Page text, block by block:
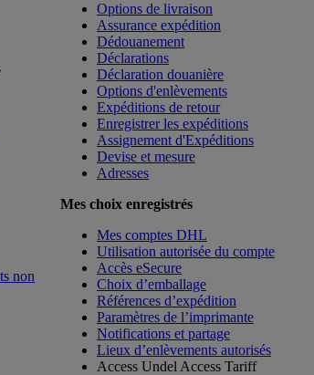
non
Options de livraison
Assurance expédition
Dédouanement
Déclarations
Déclaration douanière
Options d'enlèvements
Expéditions de retour
Enregistrer les expéditions
Assignement d'Expéditions
Devise et mesure
Adresses
Mes choix enregistrés
Mes comptes DHL
Utilisation autorisée du compte
Accès eSecure
Choix d’emballage
Références d’expédition
Paramètres de l’imprimante
Notifications et partage
Lieux d’enlèvements autorisés
Access Undel Access Tariff